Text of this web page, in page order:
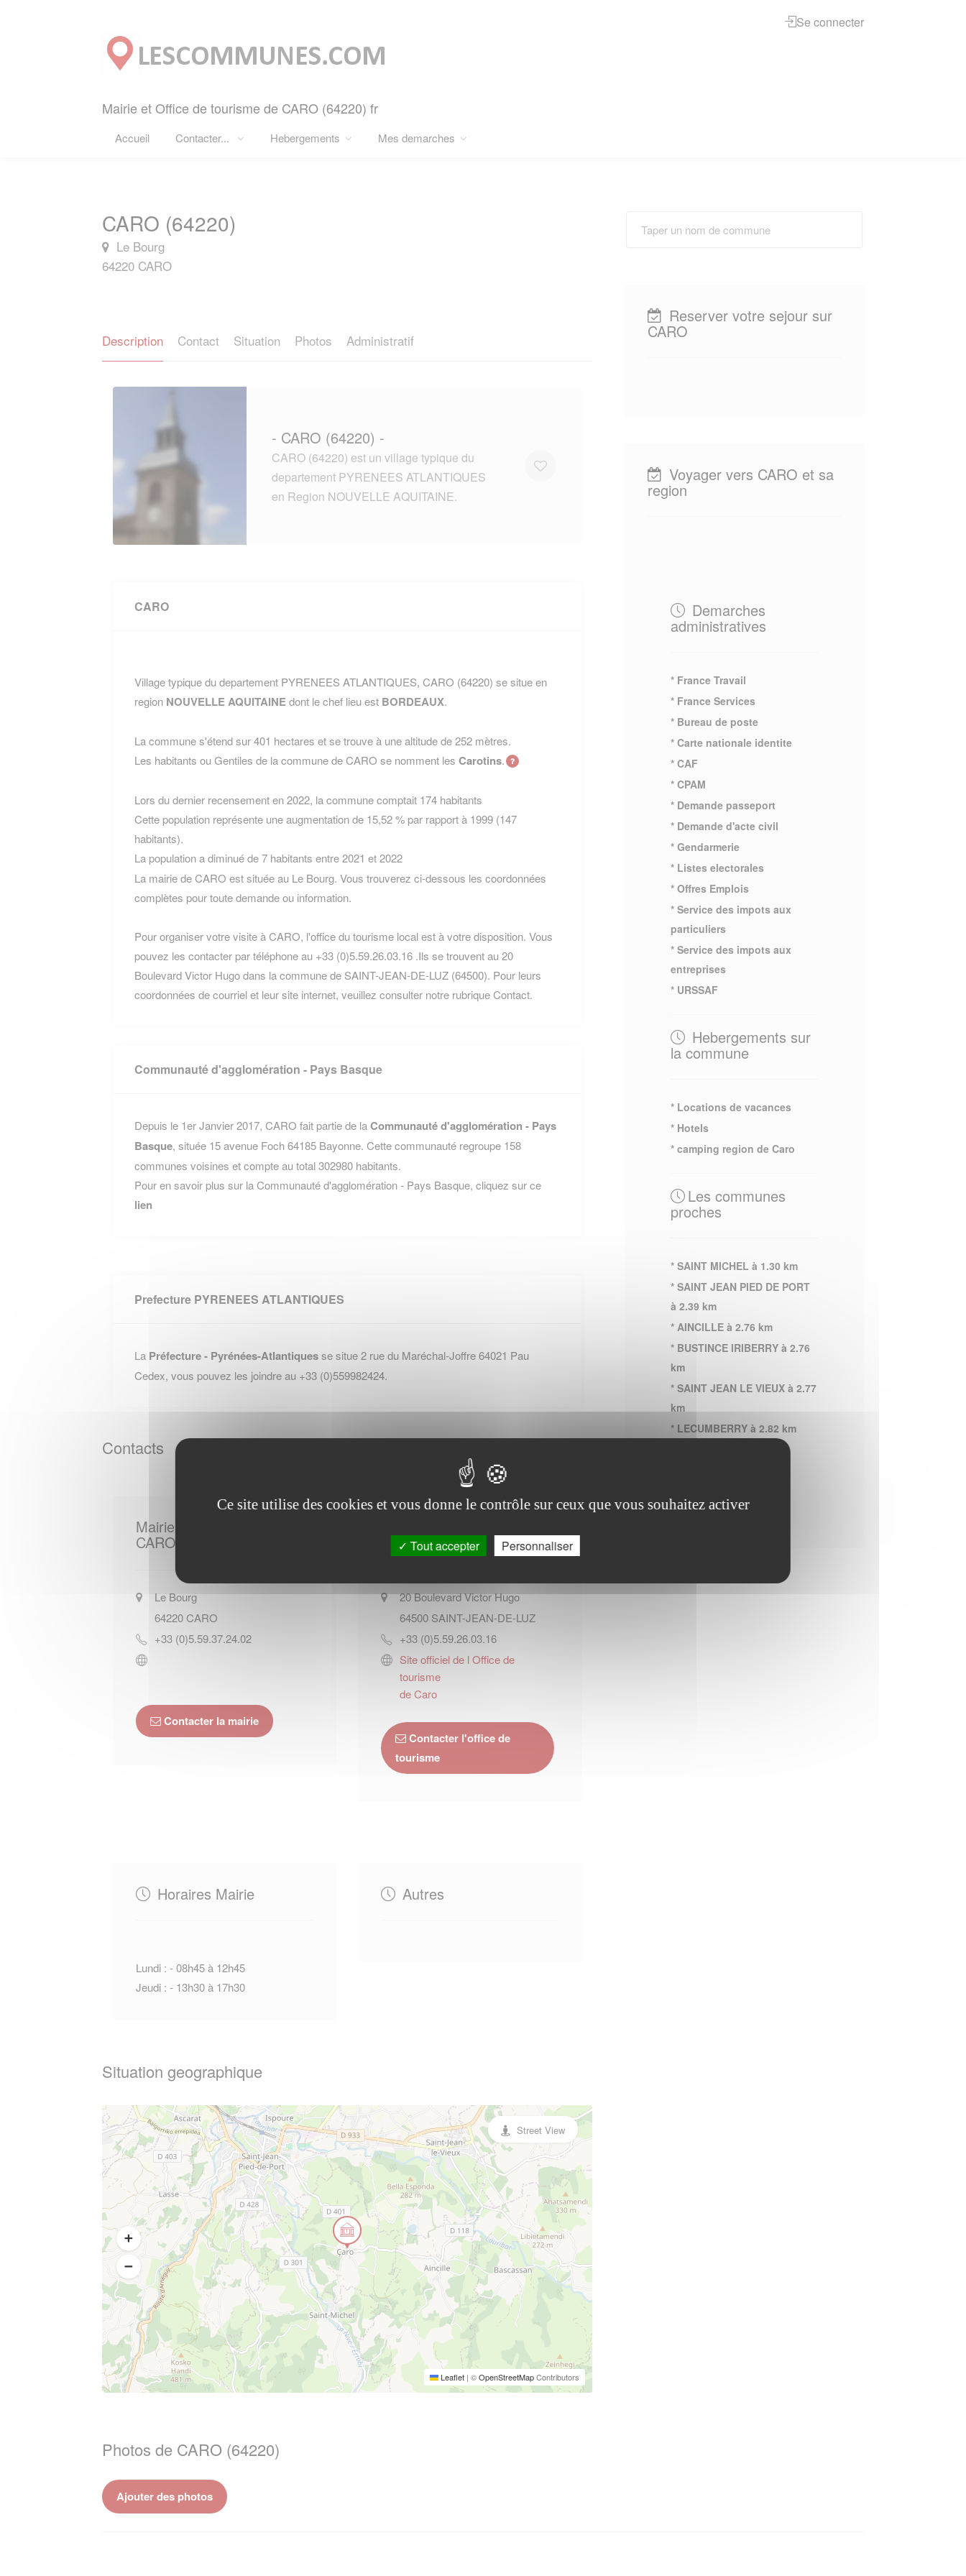
Mairie et Office de tourisme de CARO (64220) fr
Accueil Contacter... Hebergements Mes demarches
Se connecter
CARO (64220)
Le Bourg
64220 CARO
Description Contact Situation Photos Administratif
- CARO (64220) -
CARO (64220) est un village typique du
departement PYRENEES ATLANTIQUES
en Region NOUVELLE AQUITAINE.
CARO
Village typique du departement PYRENEES ATLANTIQUES, CARO (64220) se situe en
region NOUVELLE AQUITAINEdont le chef lieu est BORDEAUX.
La commune s'étend sur 401 hectares et se trouve à une altitude de 252 mètres.
Les habitants ou Gentiles de la commune de CARO se nomment les Carotins.
Lors du dernier recensement en 2022, la commune comptait 174 habitants
Cette population représente une augmentation de 15,52 % par rapport à 1999 (147
habitants).
La population a diminué de 7 habitants entre 2021 et 2022
La mairie de CARO est située au Le Bourg. Vous trouverez ci-dessous les coordonnées
complètes pour toute demande ou information.
Pour organiser votre visite à CARO, l'office du tourisme local est à votre disposition. Vous
pouvez les contacter par téléphone au +33 (0)5.59.26.03.16 .Ils se trouvent au 20
Boulevard Victor Hugo dans la commune de SAINT-JEAN-DE-LUZ (64500). Pour leurs
coordonnées de courriel et leur site internet, veuillez consulter notre rubrique Contact.
Communauté d'agglomération - Pays Basque
Depuis le 1er Janvier 2017, CARO fait partie de laCommunauté d'agglomération - Pays
Basque, située 15 avenue Foch 64185 Bayonne. Cette communauté regroupe 158
communes voisines et compte au total 302980 habitants.
Pour en savoir plus sur la Communauté d'agglomération - Pays Basque, cliquez sur ce
lien
Prefecture PYRENEES ATLANTIQUES
La Préfecture - Pyrénées-Atlantiquesse situe 2 rue du Maréchal-Joffre 64021 Pau
Cedex, vous pouvez les joindre au +33 (0)559982424.
Contacts
Mairie de
CARO
Le Bourg
64220 CARO
+33 (0)5.59.37.24.02
Contacter la mairie
Caro
20 Boulevard Victor Hugo
64500 SAINT-JEAN-DE-LUZ
+33 (0)5.59.26.03.16
Site officiel de l Office de
tourisme
de Caro
Contacter l'office de
tourisme
Horaires Mairie
Lundi : - 08h45 à 12h45
Jeudi : - 13h30 à 17h30
Autres
Situation geographique
Leaflet | ©OpenStreetMapContributors
Street View
Photos de CARO (64220)
Ajouter des photos
Reserver votre sejour sur
CARO
Voyager vers CARO et sa
region
Demarches
administratives
* France Travail
* France Services
* Bureau de poste
* Carte nationale identite
* CAF
* CPAM
* Demande passeport
* Demande d'acte civil
* Gendarmerie
* Listes electorales
* Offres Emplois
* Service des impots aux
particuliers
* Service des impots aux
entreprises
* URSSAF
Hebergements sur
la commune
* Locations de vacances
* Hotels
* camping region de Caro
Les communes
proches
* SAINT MICHEL à 1.30 km
* SAINT JEAN PIED DE PORT
à 2.39 km
* AINCILLE à 2.76 km
* BUSTINCE IRIBERRY à 2.76
km
* SAINT JEAN LE VIEUX à 2.77
km
* LECUMBERRY à 2.82 km
Ce site utilise des cookies et vous donne le contrôle sur ceux que vous souhaitez activer
Tout accepter Personnaliser